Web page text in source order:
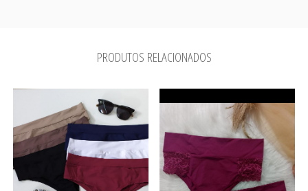
PRODUTOS RELACIONADOS